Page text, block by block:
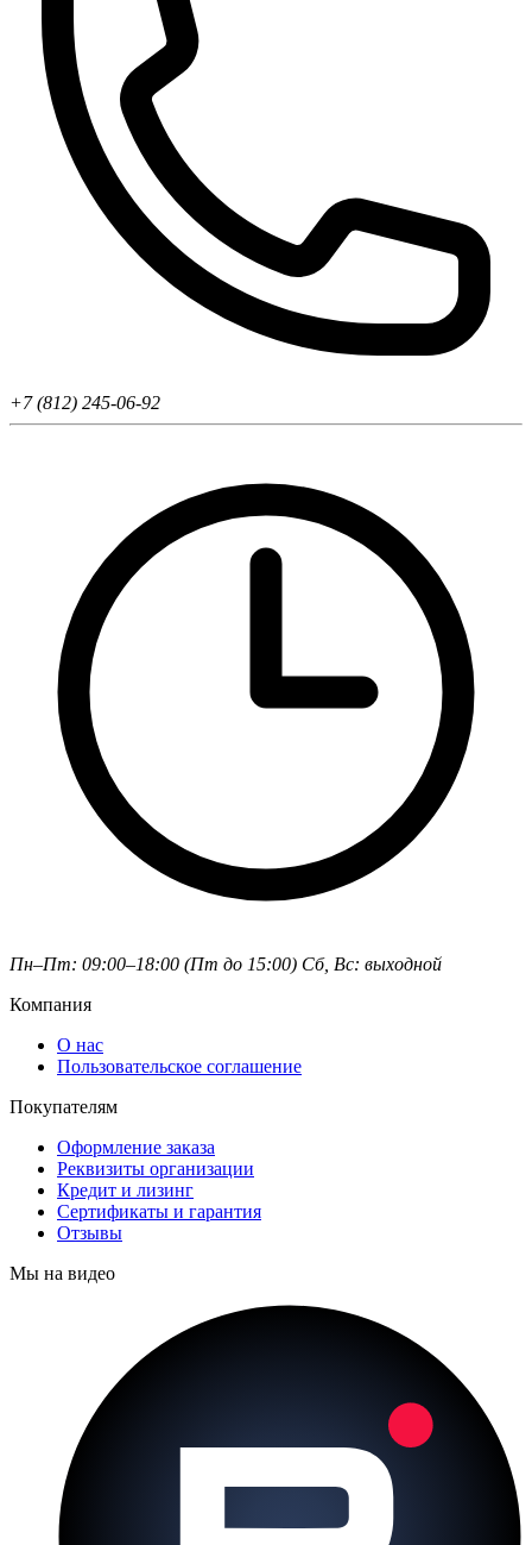
+7 (812) 245-06-92
Пн–Пт: 09:00–18:00 (Пт до 15:00) Сб, Вс: выходной
Компания
О нас
Пользовательское соглашение
Покупателям
Оформление заказа
Реквизиты организации
Кредит и лизинг
Сертификаты и гарантия
Отзывы
Мы на видео